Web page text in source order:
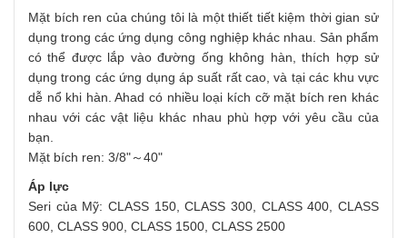
Mặt bích ren của chúng tôi là một thiết tiết kiệm thời gian sử
dụng trong các ứng dụng công nghiệp khác nhau. Sản phẩm
có thể được lắp vào đường ống không hàn, thích hợp sử
dụng trong các ứng dụng áp suất rất cao, và tại các khu vực
dễ nổ khi hàn. Ahad có nhiều loại kích cỡ mặt bích ren khác
nhau với các vật liệu khác nhau phù hợp với yêu cầu của
bạn.
Mặt bích ren: 3/8"～40"
Áp lực
Seri của Mỹ: CLASS 150, CLASS 300, CLASS 400, CLASS
600, CLASS 900, CLASS 1500, CLASS 2500